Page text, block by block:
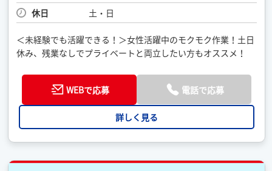
休日
土・日
＜未経験でも活躍できる！＞女性活躍中のモクモク作業！土日
休み、残業なしでプライベートと両立したい方もオススメ！
WEBで応募 電話で応募
詳しく見る